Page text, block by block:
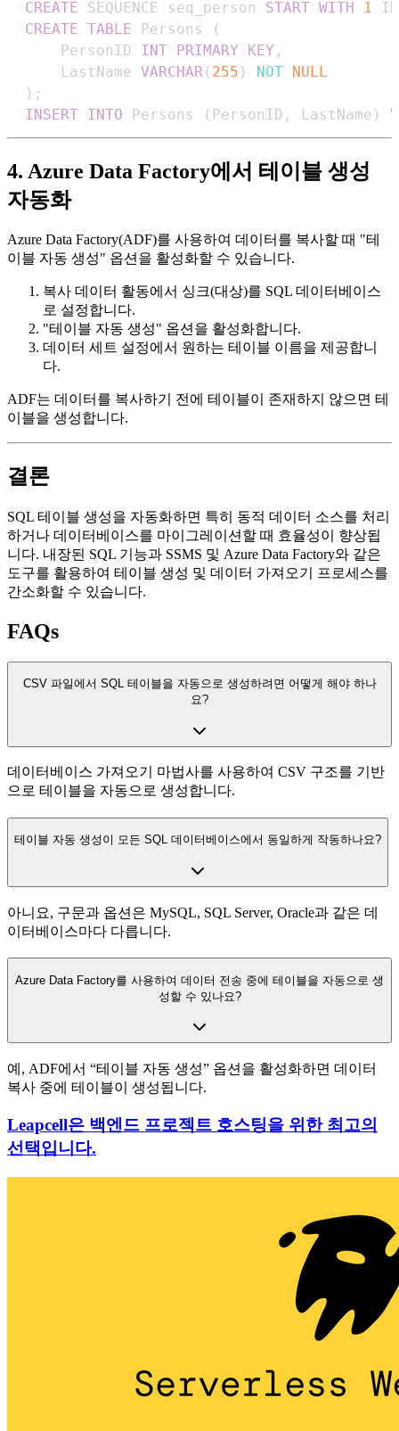
CREATE SEQUENCE seq_person START WITH 1
CREATE TABLE Persons
(
      PersonID
INT PRIMARY KEY ,
      LastName
VARCHAR ( 255 ) NOT NULL
) ;
INSERT INTO Persons ( PersonID , LastName )
4. Azure Data Factory에서 테이블 생성
자동화
Azure Data Factory(ADF)를 사용하여 데이터를 복사할 때 "테
이블 자동 생성" 옵션을 활성화할 수 있습니다.
복사 데이터 활동에서 싱크(대상)를 SQL 데이터베이스
로 설정합니다.
"테이블 자동 생성" 옵션을 활성화합니다.
데이터 세트 설정에서 원하는 테이블 이름을 제공합니
다.
ADF는 데이터를 복사하기 전에 테이블이 존재하지 않으면 테
이블을 생성합니다.
결론
SQL 테이블 생성을 자동화하면 특히 동적 데이터 소스를 처리
하거나 데이터베이스를 마이그레이션할 때 효율성이 향상됩
니다. 내장된 SQL 기능과 SSMS 및 Azure Data Factory와 같은
도구를 활용하여 테이블 생성 및 데이터 가져오기 프로세스를
간소화할 수 있습니다.
FAQs
CSV 파일에서 SQL 테이블을 자동으로 생성하려면 어떻게 해야 하나
요?
데이터베이스 가져오기 마법사를 사용하여 CSV 구조를 기반
으로 테이블을 자동으로 생성합니다.
테이블 자동 생성이 모든 SQL 데이터베이스에서 동일하게 작동하나요?
아니요, 구문과 옵션은 MySQL, SQL Server, Oracle과 같은 데
이터베이스마다 다릅니다.
Azure Data Factory를 사용하여 데이터 전송 중에 테이블을 자동으로 생
성할 수 있나요?
예, ADF에서 “테이블 자동 생성” 옵션을 활성화하면 데이터
복사 중에 테이블이 생성됩니다.
Leapcell은 백엔드 프로젝트 호스팅을 위한 최고의
선택입니다.